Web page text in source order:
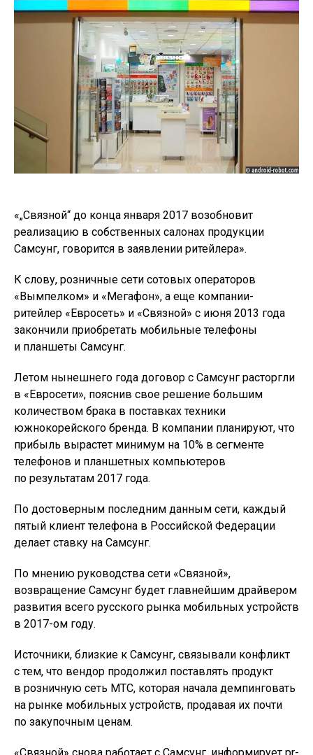
«„Связной“ до конца января 2017 возобновит
реализацию в собственных салонах продукции
Самсунг, говорится в заявлении ритейлера».
К слову, розничные сети сотовых операторов
«Вымпелком» и «Мегафон», а еще компании-
ритейлер «Евросеть» и «Связной» с июня 2013 года
закончили приобретать мобильные телефоны
и планшеты Самсунг.
Летом нынешнего года договор с Самсунг расторгли
в «Евросети», пояснив свое решение большим
количеством брака в поставках техники
южнокорейского бренда. В компании планируют, что
прибыль вырастет минимум на 10% в сегменте
телефонов и планшетных компьютеров
по результатам 2017 года.
По достоверным последним данным сети, каждый
пятый клиент телефона в Российской Федерации
делает ставку на Самсунг.
По мнению руководства сети «Связной»,
возвращение Самсунг будет главнейшим драйвером
развития всего русского рынка мобильных устройств
в 2017-ом году.
Источники, близкие к Самсунг, связывали конфликт
с тем, что вендор продолжил поставлять продукт
в розничную сеть МТС, которая начала демпинговать
на рынке мобильных устройств, продавая их почти
по закупочным ценам.